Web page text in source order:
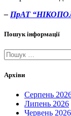
– ПрАТ “НІКО
Пошук інформації
Пошук:
Архіви
Серпень
Липень 2026
Червень 2026